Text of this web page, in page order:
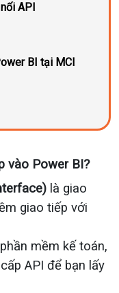
API
BI tại MCI
vào Power BI?
là giao
giao tiếp với
mềm kế toán,
API để bạn lấy